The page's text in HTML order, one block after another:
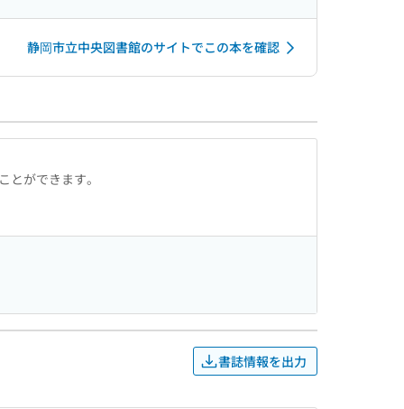
静岡市立中央図書館のサイトでこの本を確認
ができます。
書誌情報を出力